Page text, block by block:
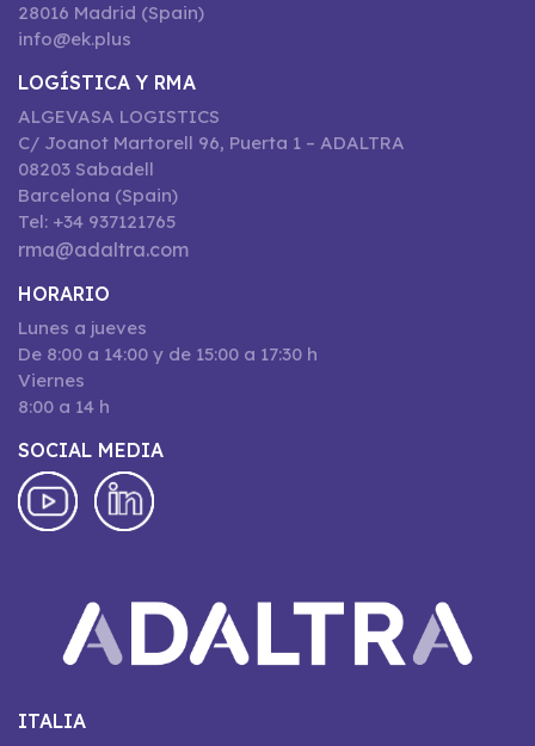
28016 Madrid (Spain)
info@ek.plus
LOGÍSTICA Y RMA
ALGEVASA LOGISTICS
C/ Joanot Martorell 96, Puerta 1 – ADALTRA
08203 Sabadell
Barcelona (Spain)
Tel: +34 937121765
rma@adaltra.com
HORARIO
Lunes a jueves
De 8:00 a 14:00 y de 15:00 a 17:30 h
Viernes
8:00 a 14 h
SOCIAL MEDIA
ITALIA